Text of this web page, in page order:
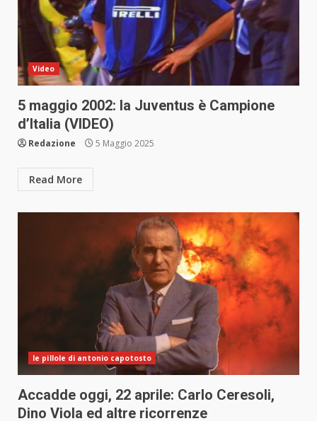
Video
5 maggio 2002: la Juventus è Campione
d’Italia (VIDEO)
Redazione 5 Maggio 2025
Read More
le pillole di antonio capotosto
Accadde oggi, 22 aprile: Carlo Ceresoli,
Dino Viola ed altre ricorrenze